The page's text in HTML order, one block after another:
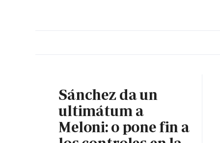
Sánchez da un
ultimátum a
Meloni: o pone fin a